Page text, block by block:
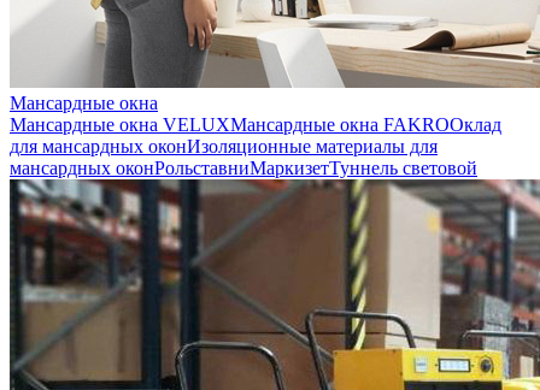
Мансардные окна
Мансардные окна VELUXМансардные окна FAKROОклад
для мансардных оконИзоляционные материалы для
мансардных оконРольставниМаркизетТуннель световой